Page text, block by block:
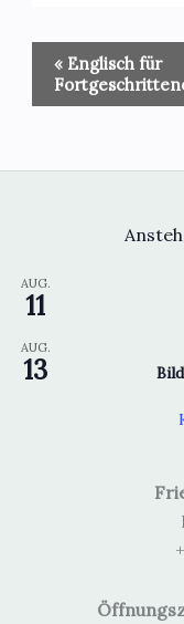
Veranstaltung-
Navigation
«Englisch für
AUG.
11
AUG.
13